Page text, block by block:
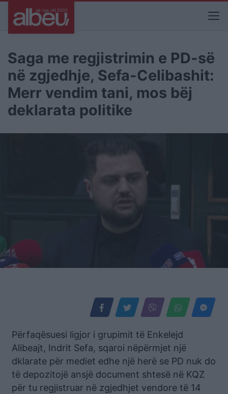
Saga me regjistrimin e PD-së
në zgjedhje, Sefa-Celibashit:
Merr vendim tani, mos bëj
deklarata politike
Përfaqësuesi ligjor i grupimit të Enkelejd
Alibeajt, Indrit Sefa, sqaroi nëpërmjet një
dklarate për mediet edhe një herë se PD nuk do
të depozitojë ansjë document shtesë në KQZ
për tu regjistruar në zgjedhjet vendore të 14